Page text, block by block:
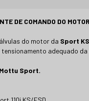
DE COMANDO DO
do motor da Sport
adequado
Sport.